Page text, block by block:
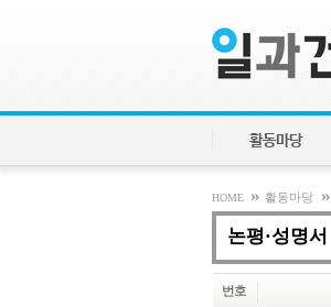
활동마당
HOME » 활동마당 »
논평·성명서
번호